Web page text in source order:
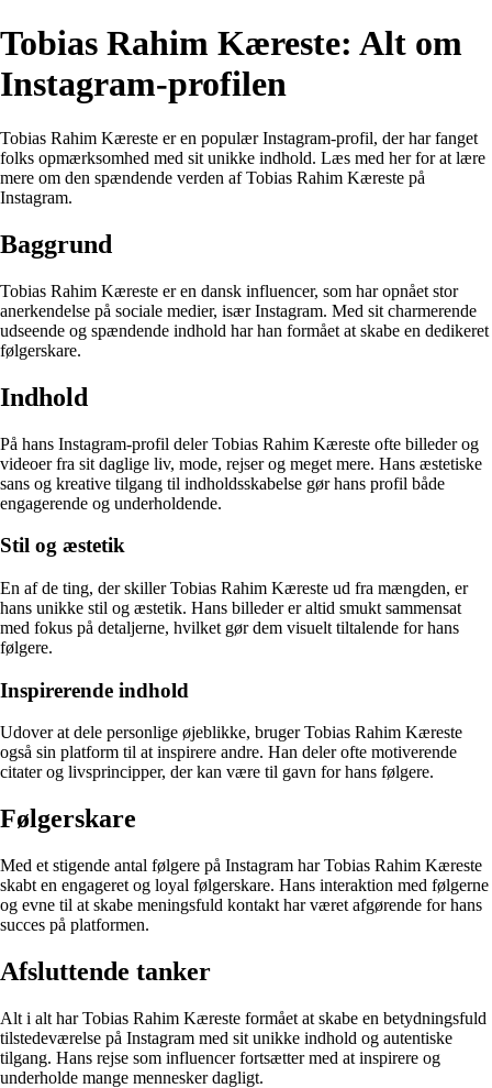
Tobias Rahim Kæreste: Alt om
Instagram-profilen
Tobias Rahim Kæreste er en populær Instagram-profil, der har fanget
folks opmærksomhed med sit unikke indhold. Læs med her for at lære
mere om den spændende verden af Tobias Rahim Kæreste på
Instagram.
Baggrund
Tobias Rahim Kæreste er en dansk influencer, som har opnået stor
anerkendelse på sociale medier, især Instagram. Med sit charmerende
udseende og spændende indhold har han formået at skabe en dedikeret
følgerskare.
Indhold
På hans Instagram-profil deler Tobias Rahim Kæreste ofte billeder og
videoer fra sit daglige liv, mode, rejser og meget mere. Hans æstetiske
sans og kreative tilgang til indholdsskabelse gør hans profil både
engagerende og underholdende.
Stil og æstetik
En af de ting, der skiller Tobias Rahim Kæreste ud fra mængden, er
hans unikke stil og æstetik. Hans billeder er altid smukt sammensat
med fokus på detaljerne, hvilket gør dem visuelt tiltalende for hans
følgere.
Inspirerende indhold
Udover at dele personlige øjeblikke, bruger Tobias Rahim Kæreste
også sin platform til at inspirere andre. Han deler ofte motiverende
citater og livsprincipper, der kan være til gavn for hans følgere.
Følgerskare
Med et stigende antal følgere på Instagram har Tobias Rahim Kæreste
skabt en engageret og loyal følgerskare. Hans interaktion med følgerne
og evne til at skabe meningsfuld kontakt har været afgørende for hans
succes på platformen.
Afsluttende tanker
Alt i alt har Tobias Rahim Kæreste formået at skabe en betydningsfuld
tilstedeværelse på Instagram med sit unikke indhold og autentiske
tilgang. Hans rejse som influencer fortsætter med at inspirere og
underholde mange mennesker dagligt.